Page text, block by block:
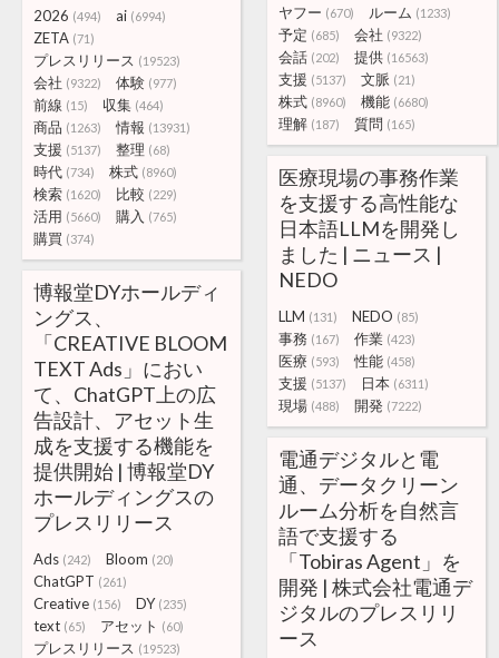
ヤフー (670) ルーム (1233)
予定 (685) 会社 (9322)
会話 (202) 提供 (16563)
支援 (5137) 文脈 (21)
株式 (8960) 機能 (6680)
理解 (187) 質問 (165)
2026 (494) ai (6994)
ZETA (71)
プレスリリース (19523)
会社 (9322) 体験 (977)
前線 (15) 収集 (464)
商品 (1263) 情報 (13931)
支援 (5137) 整理 (68)
時代 (734) 株式 (8960)
検索 (1620) 比較 (229)
活用 (5660) 購入 (765)
購買 (374)
医療現場の事務作業
を支援する高性能な
日本語LLMを開発し
ました | ニュース |
NEDO
LLM (131) NEDO (85)
事務 (167) 作業 (423)
医療 (593) 性能 (458)
支援 (5137) 日本 (6311)
現場 (488) 開発 (7222)
博報堂DYホールディ
ングス、
「CREATIVE BLOOM
TEXT Ads」におい
て、ChatGPT上の広
告設計、アセット生
成を支援する機能を
提供開始 | 博報堂DY
ホールディングスの
プレスリリース
Ads (242) Bloom (20)
ChatGPT (261)
Creative (156) DY (235)
text (65) アセット (60)
プレスリリース (19523)
電通デジタルと電
通、データクリーン
ルーム分析を自然言
語で支援する
「Tobiras Agent」を
開発 | 株式会社電通デ
ジタルのプレスリリ
ース